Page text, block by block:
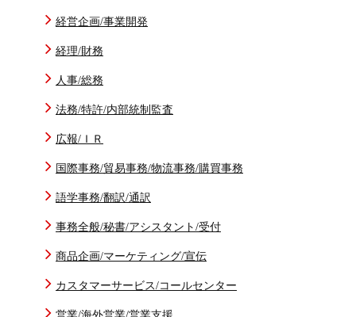
経営企画/事業開発
経理/財務
人事/総務
法務/特許/内部統制監査
広報/ＩＲ
国際事務/貿易事務/物流事務/購買事務
語学事務/翻訳/通訳
事務全般/秘書/アシスタント/受付
商品企画/マーケティング/宣伝
カスタマーサービス/コールセンター